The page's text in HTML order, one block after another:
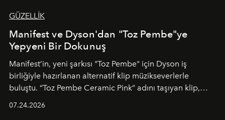
GÜZELLİK
Manifest ve Dyson'dan "Toz Pembe"ye
Yepyeni Bir Dokunuş
Manifest’in, yeni şarkısı "Toz Pembe" için Dyson iş
birliğiyle hazırlanan alternatif klip müzikseverlerle
buluştu. “Toz Pembe Ceramic Pink” adını taşıyan klip,
07.24.2026